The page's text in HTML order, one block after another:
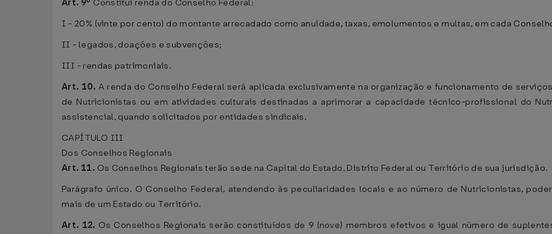
Art. 9º Constitui renda do Conselho Federal:
I - 20% (vinte por cento) do montante arrecadado como anuidade, taxas, emolumentos e multas, em cada
II - legados, doações e subvenções;
III - rendas patrimoniais.
Art. 10. A renda do Conselho Federal será aplicada exclusivamente na organização e funcionamento de
de Nutricionistas ou em atividades culturais destinadas a aprimorar a capacidade técnico-profissional do
assistencial, quando solicitados por entidades sindicais.
CAPÍTULO III
Dos Conselhos Regionais
Art. 11. Os Conselhos Regionais terão sede na Capital do Estado, Distrito Federal ou Território de sua jurisdição.
Parágrafo único. O Conselho Federal, atendendo às peculiaridades locais e ao número de Nutricionistas,
mais de um Estado ou Território.
Art. 12. Os Conselhos Regionais serão constituídos de 9 (nove) membros efetivos e igual número de